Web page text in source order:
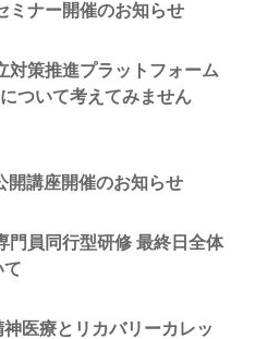
ミナー開催のお知らせ
対策推進プラットフォーム
ついて考えてみません
開講座開催のお知らせ
門員同行型研修 最終日全体
て
医療とリカバリーカレッ